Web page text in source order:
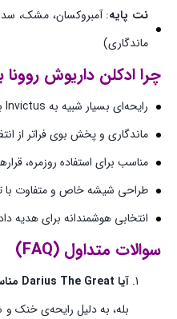
نت پایه: آمبروکسان، مشک،
ماندگاری)
چرا ادکلن داریوش روونا
رایحه‌ای بسیار شبیه به Invictus با قیمت اقتصادی‌تر
ماندگاری و پخش بوی فراتر از
مناسب برای استفاده روزمره،
طراحی شیشه خاص و متفاوت با
انتخابی هوشمندانه برای هدیه
سوالات متداول (FAQ)
آیا Darius The Great مناسب استفاده روزانه است؟
بله، به دلیل رایحه‌ی خنک و